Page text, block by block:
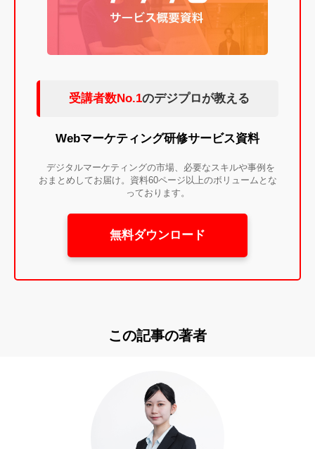
受講者数No.1のデジプロが教える
Webマーケティング研修サービス資料
デジタルマーケティングの市場、必要なスキルや事例を
おまとめしてお届け。資料60ページ以上のボリュームとな
っております。
無料ダウンロード
この記事の著者